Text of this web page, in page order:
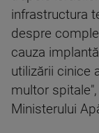
infrastructura
despre
cauza
utilizării cinice
multor
Ministerului